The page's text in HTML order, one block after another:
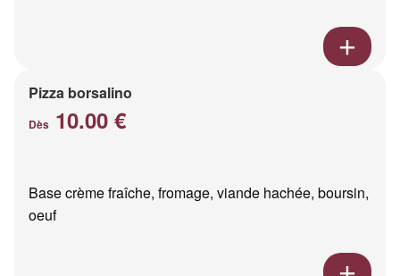
Pizza borsalino
Dès 10.00 €
Base crème fraîche, fromage, viande hachée, boursin,
oeuf